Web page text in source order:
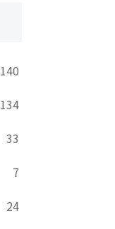
140
134
33
7
24